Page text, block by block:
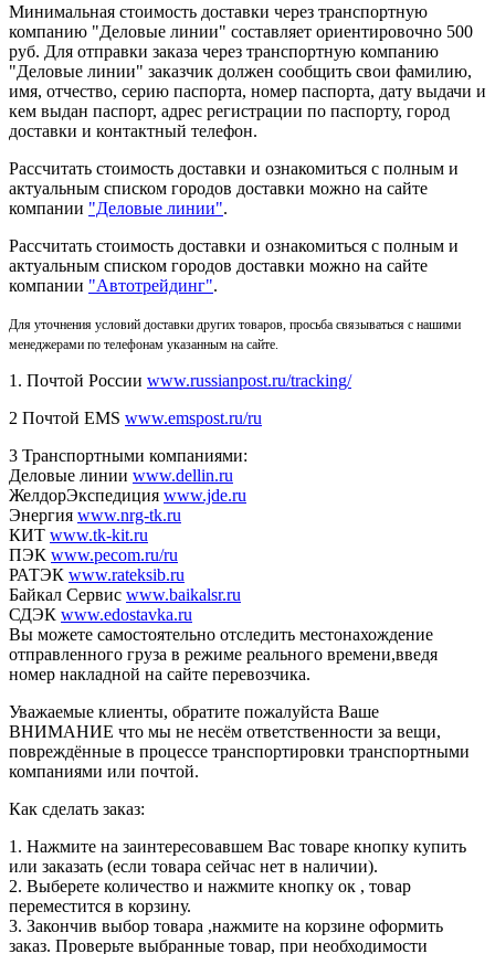
Минимальная стоимость доставки через транспортную
компанию "Деловые линии" составляет ориентировочно 500
руб. Для отправки заказа через транспортную компанию
"Деловые линии" заказчик должен сообщить свои фамилию,
имя, отчество, серию паспорта, номер паспорта, дату выдачи и
кем выдан паспорт, адрес регистрации по паспорту, город
доставки и контактный телефон.
Рассчитать стоимость доставки и ознакомиться с полным и
актуальным списком городов доставки можно на сайте
компании "Деловые линии".
Рассчитать стоимость доставки и ознакомиться с полным и
актуальным списком городов доставки можно на сайте
компании "Автотрейдинг".
Для уточнения условий доставки других товаров, просьба связываться с нашими
менеджерами по телефонам указанным на сайте.
1. Почтой России www.russianpost.ru/tracking/
2 Почтой EMS www.emspost.ru/ru
3 Транспортными компаниями:
Деловые линии www.dellin.ru
ЖелдорЭкспедиция www.jde.ru
Энергия www.nrg-tk.ru
КИТ www.tk-kit.ru
ПЭК www.pecom.ru/ru
РАТЭК www.rateksib.ru
Байкал Сервис www.baikalsr.ru
СДЭК www.edostavka.ru
Вы можете самостоятельно отследить местонахождение
отправленного груза в режиме реального времени,введя
номер накладной на сайте перевозчика.
Уважаемые клиенты, обратите пожалуйста Ваше
ВНИМАНИЕ что мы не несём ответственности за вещи,
повреждённые в процессе транспортировки транспортными
компаниями или почтой.
Как сделать заказ:
1. Нажмите на заинтересовавшем Вас товаре кнопку купить
или заказать (если товара сейчас нет в наличии).
2. Выберете количество и нажмите кнопку ок , товар
переместится в корзину.
3. Закончив выбор товара ,нажмите на корзине оформить
заказ. Проверьте выбранные товар, при необходимости